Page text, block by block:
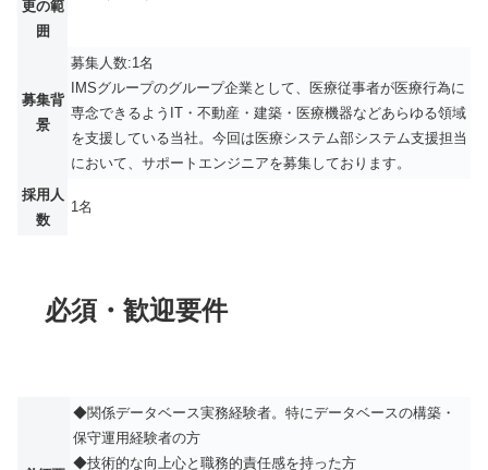
更の範
囲
募集背
景
募集人数:1名
IMSグループのグループ企業として、医療従事者が医療行為に
専念できるようIT・不動産・建築・医療機器などあらゆる領域
を支援している当社。今回は医療システム部システム支援担当
において、サポートエンジニアを募集しております。
採用人
数
1名
必須・歓迎要件
◆関係データベース実務経験者。特にデータベースの構築・
保守運用経験者の方
◆技術的な向上心と職務的責任感を持った方